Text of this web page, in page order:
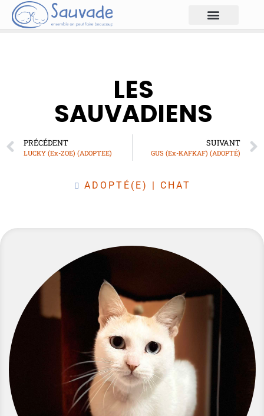
LES
SAUVADIENS
PRÉCÉDENT
LUCKY (Ex-ZOE) (ADOPTEE)
SUIVANT
GUS (Ex-KAFKAF) (ADOPTÉ)
ADOPTÉ(E) | CHAT